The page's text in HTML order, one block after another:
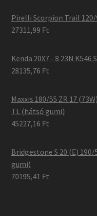
Pirelli Scorpion Trail
27311,99 Ft
Kenda 20X7 - 8 23N K546
28135,76 Ft
Maxxis 180/55 ZR 17
TL (hátsó gumi)
45227,16 Ft
Bridgestone S 20 (E)
gumi)
70195,41 Ft